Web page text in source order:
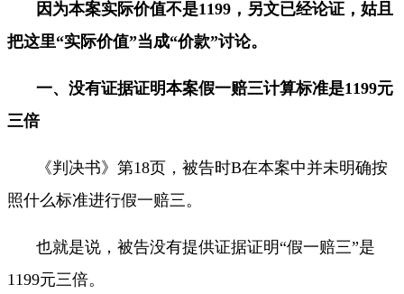
因为本案实际价值不是1199 ，另文已经论证，姑且
把这里“实际价值”当成“价款”讨论。
一、 没有证据证明本案假一赔三计算标准是1199元
三倍
《判决书》第18页，被告时B在本案中并未明确按
照什么标准进行假一赔三。
也就是说，被告没有提供证据证明“假一赔三”是
1199元三倍。